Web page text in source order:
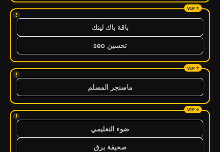
!
باقة باك لينك
تحسين seo
!
ماسنجر المسلم
!
ضوء التعليمي
صحيفة برق